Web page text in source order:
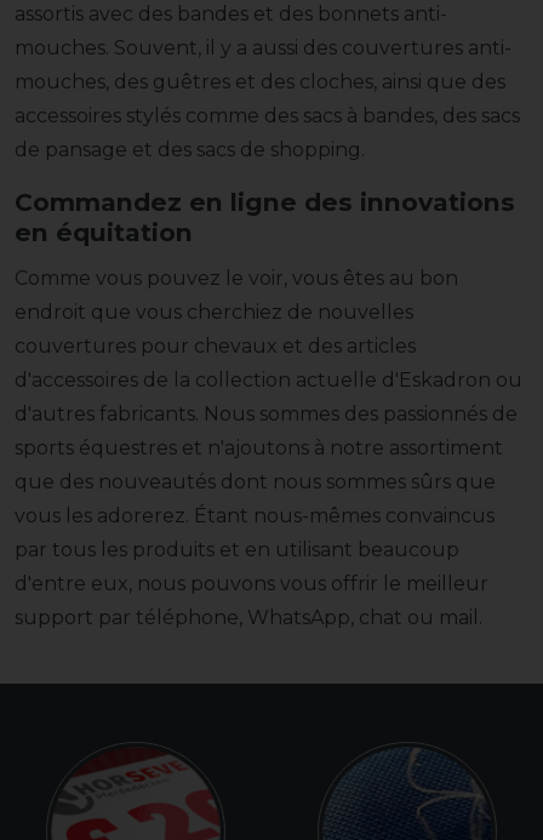
assortis avec des bandes et des bonnets anti-
mouches. Souvent, il y a aussi des couvertures anti-
mouches, des guêtres et des cloches, ainsi que des
accessoires stylés comme des sacs à bandes, des sacs
de pansage et des sacs de shopping.
Commandez en ligne des innovations
en équitation
Comme vous pouvez le voir, vous êtes au bon
endroit que vous cherchiez de nouvelles
couvertures pour chevaux et des articles
d'accessoires de la collection actuelle d'Eskadron ou
d'autres fabricants. Nous sommes des passionnés de
sports équestres et n'ajoutons à notre assortiment
que des nouveautés dont nous sommes sûrs que
vous les adorerez. Étant nous-mêmes convaincus
par tous les produits et en utilisant beaucoup
d'entre eux, nous pouvons vous offrir le meilleur
support par téléphone, WhatsApp, chat ou mail.